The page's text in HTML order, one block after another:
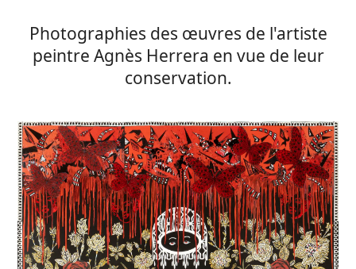
Photographies des œuvres de l'artiste
peintre Agnès Herrera en vue de leur
conservation.